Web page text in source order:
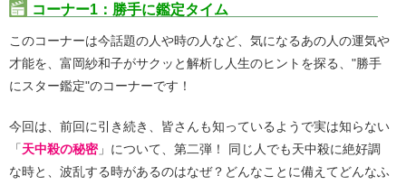
コーナー1：勝手に鑑定タイム
このコーナーは今話題の人や時の人など、気になるあの人の運気や
才能を、富岡紗和子がサクッと解析し人生のヒントを探る、"勝手
にスター鑑定"のコーナーです！
今回は、前回に引き続き、皆さんも知っているようで実は知らない
「天中殺の秘密」について、第二弾！ 同じ人でも天中殺に絶好調
な時と、波乱する時があるのはなぜ？どんなことに備えてどんなふ